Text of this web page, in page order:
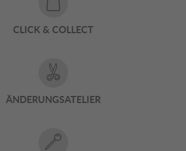
CLICK & COLLECT
ÄNDERUNGSATELIER